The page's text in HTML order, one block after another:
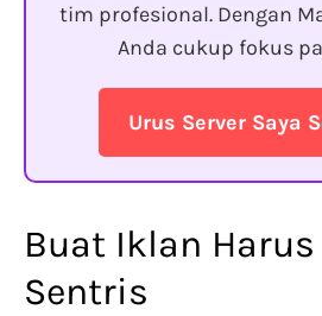
tim profesional. Dengan
Anda cukup fokus
Urus Server Saya
Buat Iklan
Sentris